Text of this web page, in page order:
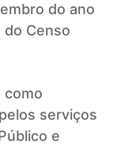
do ano
do Censo
como
serviços
e